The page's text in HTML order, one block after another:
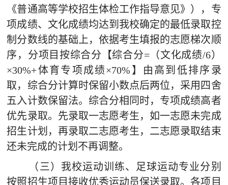
《普通高等学校招生体检工作指导意见》），专
项成绩、文化成绩均达到我校确定的最低录取控
制分数线的基础上，依据考生填报的志愿梯次顺
序，分项目按综合分【综合分=（文化成绩/6）
×30%+体育专项成绩×70% 】由高到低排序录
取，综合分计算时保留小数点后两位，采用四舍
五入计数保留法。综合分相同时，专项成绩高者
优先录取。先录取一志愿考生，如一志愿未完成
招生计划，再录取二志愿考生，二志愿录取结束
还未完成的计划不再调整。
（三）我校运动训练、足球运动专业分别
按照招生项目接收优秀运动员保送录取。各项目